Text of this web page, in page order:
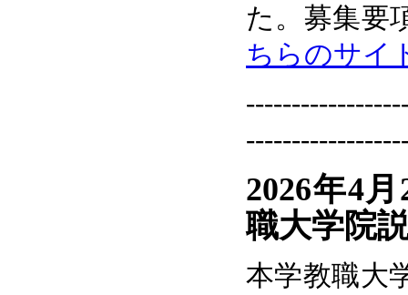
た。募集要
ちらのサイ
2026年4
職大学院
本学教職大